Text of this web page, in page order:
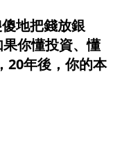
地把錢放銀
你懂投資、懂
20年後，你的本